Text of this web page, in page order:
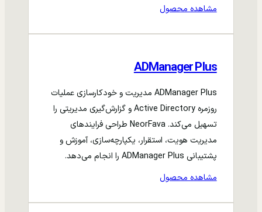
مشاهده محصول
ADManager Plus
ADManager Plus مدیریت و خودکارسازی عملیات
روزمره Active Directory و گزارش‌گیری مدیریتی را
تسهیل می‌کند. NeorFava طراحی فرایندهای
مدیریت هویت، استقرار، یکپارچه‌سازی، آموزش و
پشتیبانی ADManager Plus را انجام می‌دهد.
مشاهده محصول